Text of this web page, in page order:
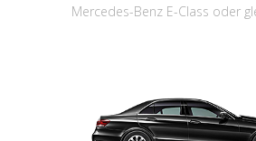
Mercedes-Benz E-Class oder